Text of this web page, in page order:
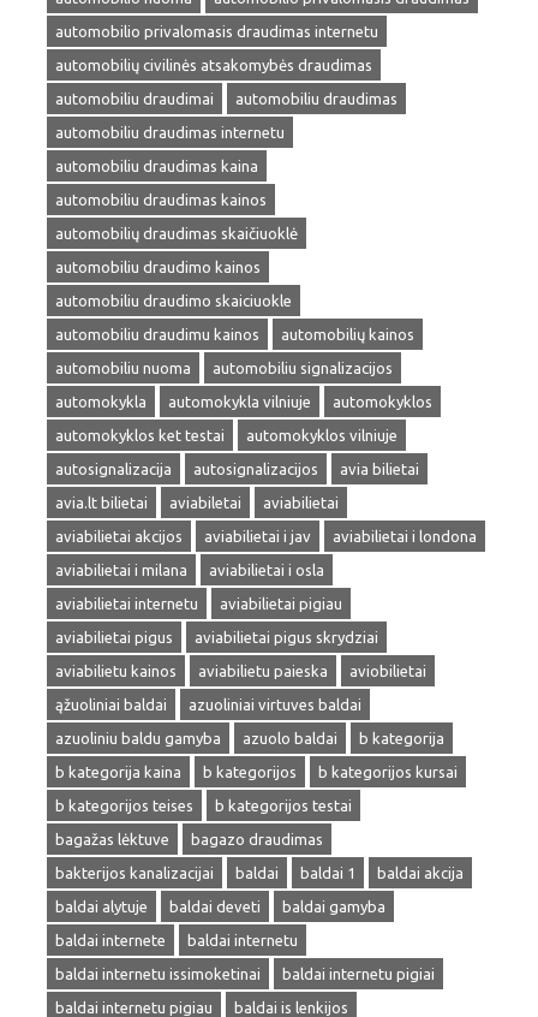
automobilio privalomasis draudimas internetu
automobilių civilinės atsakomybės draudimas
automobiliu draudimai
automobiliu draudimas
automobiliu draudimas internetu
automobiliu draudimas kaina
automobiliu draudimas kainos
automobilių draudimas skaičiuoklė
automobiliu draudimo kainos
automobiliu draudimo skaiciuokle
automobiliu draudimu kainos
automobilių kainos
automobiliu nuoma
automobiliu signalizacijos
automokykla
automokykla vilniuje
automokyklos
automokyklos ket testai
automokyklos vilniuje
autosignalizacija
autosignalizacijos
avia bilietai
avia.lt bilietai
aviabiletai
aviabilietai
aviabilietai akcijos
aviabilietai i jav
aviabilietai i londona
aviabilietai i milana
aviabilietai i osla
aviabilietai internetu
aviabilietai pigiau
aviabilietai pigus
aviabilietai pigus skrydziai
aviabilietu kainos
aviabilietu paieska
aviobilietai
ąžuoliniai baldai
azuoliniai virtuves baldai
azuoliniu baldu gamyba
azuolo baldai
b kategorija
b kategorija kaina
b kategorijos
b kategorijos kursai
b kategorijos teises
b kategorijos testai
bagažas lėktuve
bagazo draudimas
bakterijos kanalizacijai
baldai baldai 1
baldai akcija
baldai alytuje
baldai deveti
baldai gamyba
baldai internete
baldai internetu
baldai internetu issimoketinai
baldai internetu pigiai
baldai internetu pigiau
baldai is lenkijos